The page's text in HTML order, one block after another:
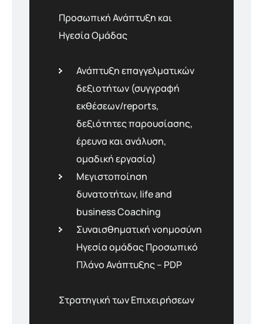
Προσωπική Ανάπτυξη και
Ηγεσία Οµάδας
Ανάπτυξη επαγγελµατικών
δεξιοτήτων (συγγραφή
εκθέσεων/reports,
δεξιότητες παρουσίασης,
έρευνα και ανάλυση,
οµαδική εργασία)
Μεγιστοποίηση
δυνατοτήτων, life and
business Coaching
Συναισθηµατική νοηµοσύνη
Ηγεσία οµάδας Προσωπικό
Πλάνο Ανάπτυξης – PDP
Στρατηγική των Επιχειρήσεων